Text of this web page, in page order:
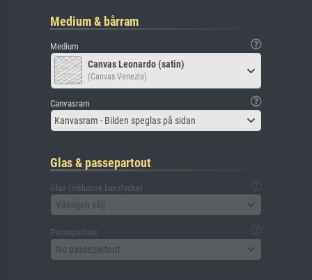
Medium & bårram
Medium
Canvas Leonardo (satin)
(Canvas Venezia)
Canvasram
Kanvasram - Bilden speglas på sidan
Glas & passepartout
Glas (inklusive bakstycke)
Vänligen välj
Passepartout
No passepartout